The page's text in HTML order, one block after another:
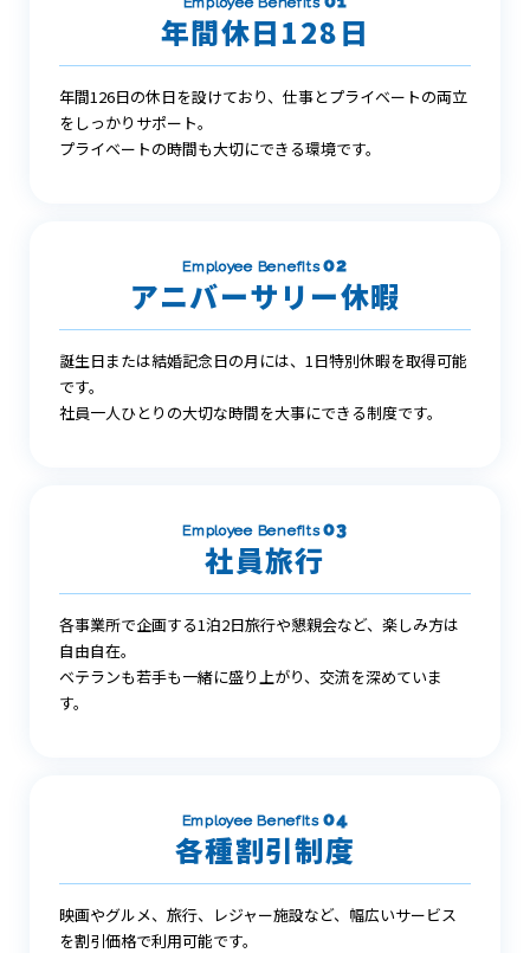
年間休日128日
年間126日の休日を設けており、仕事とプライベートの両立
をしっかりサポート。
プライベートの時間も大切にできる環境です。
Employee Benefits 02
アニバーサリー休暇
誕生日または結婚記念日の月には、1日特別休暇を取得可能
です。
社員一人ひとりの大切な時間を大事にできる制度です。
Employee Benefits 03
社員旅行
各事業所で企画する1泊2日旅行や懇親会など、楽しみ方は
自由自在。
ベテランも若手も一緒に盛り上がり、交流を深めていま
す。
Employee Benefits 04
各種割引制度
映画やグルメ、旅行、レジャー施設など、幅広いサービス
を割引価格で利用可能です。